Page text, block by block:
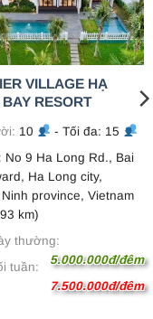
VILLAGE HẠ
RESORT
10
- Tối đa: 15
No 9 Ha Long Rd., Bai
Ha Long city,
province, Vietnam
km)
thường:
5.000.000đ/đêm
tuần:
7.500.000đ/đêm